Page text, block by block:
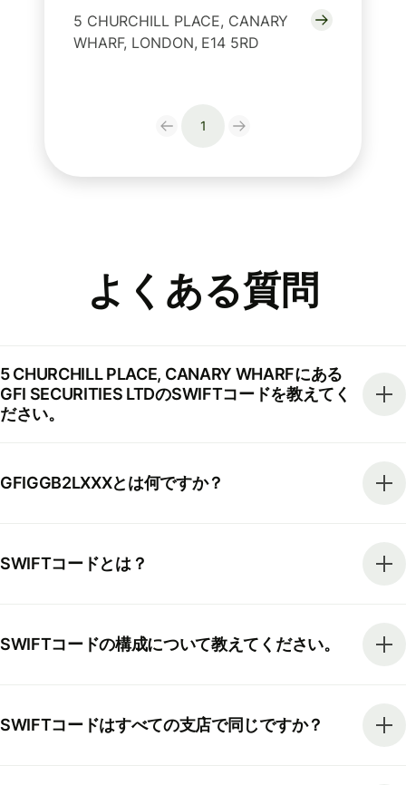
5 CHURCHILL PLACE, CANARY
WHARF, LONDON, E14 5RD
1
よくある質問
5 CHURCHILL PLACE, CANARY WHARFにある
GFI SECURITIES LTDのSWIFTコードを教えてく
ださい。
GFIGGB2LXXXとは何ですか？
SWIFTコードとは？
SWIFTコードの構成について教えてください。
SWIFTコードはすべての支店で同じですか？